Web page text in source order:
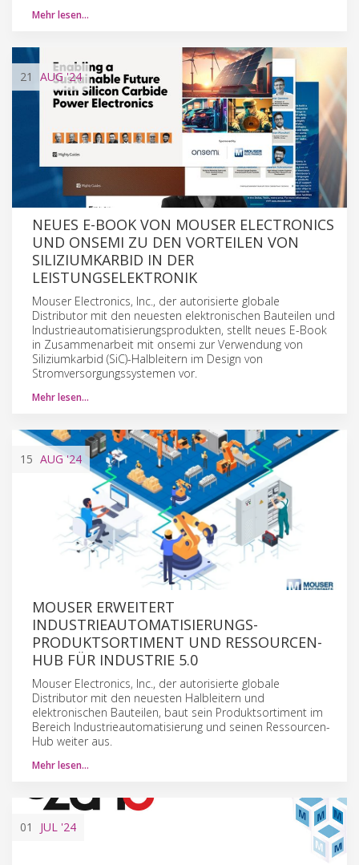
Mehr lesen…
21 AUG'24
NEUES E-BOOK VON MOUSER ELECTRONICS
UND ONSEMI ZU DEN VORTEILEN VON
SILIZIUMKARBID IN DER
LEISTUNGSELEKTRONIK
Mouser Electronics, Inc., der autorisierte globale
Distributor mit den neuesten elektronischen Bauteilen und
Industrieautomatisierungsprodukten, stellt neues E-Book
in Zusammenarbeit mit onsemi zur Verwendung von
Siliziumkarbid (SiC)-Halbleitern im Design von
Stromversorgungssystemen vor.
Mehr lesen…
15 AUG'24
MOUSER ERWEITERT
INDUSTRIEAUTOMATISIERUNGS-
PRODUKTSORTIMENT UND RESSOURCEN-
HUB FÜR INDUSTRIE 5.0
Mouser Electronics, Inc., der autorisierte globale
Distributor mit den neuesten Halbleitern und
elektronischen Bauteilen, baut sein Produktsortiment im
Bereich Industrieautomatisierung und seinen Ressourcen-
Hub weiter aus.
Mehr lesen…
01 JUL '24